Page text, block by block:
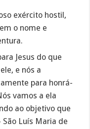
exército hostil,
o nome e
Jesus do que
e nós a
para honrá-
vamos a ela
ao objetivo que
São Luís Maria de